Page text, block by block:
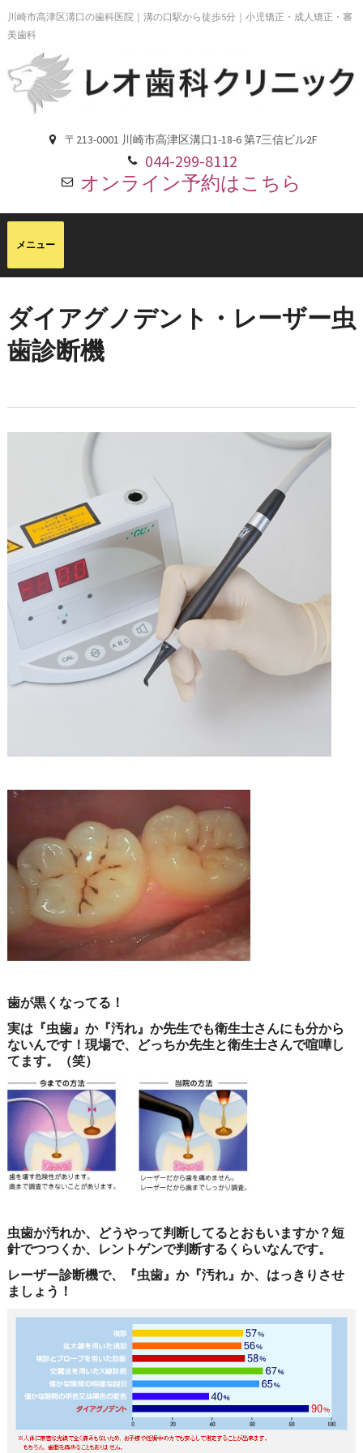
川崎市高津区溝口の歯科医院｜溝の口駅から徒歩5分｜小児矯正・成人矯正・審
美歯科
〒213-0001 川崎市高津区溝口1-18-6 第7三信ビル2F
044-299-8112
オンライン予約はこちら
ダイアグノデント・レーザー虫
歯診断機
歯が黒くなってる！
実は『虫歯』か『汚れ』か先生でも衛生士さんにも分から
ないんです！現場で、どっちか先生と衛生士さんで喧嘩し
てます。（笑）
虫歯か汚れか、どうやって判断してるとおもいますか？短
針でつつくか、レントゲンで判断するくらいなんです。
レーザー診断機で、『虫歯』か『汚れ』か、はっきりさせ
ましょう！